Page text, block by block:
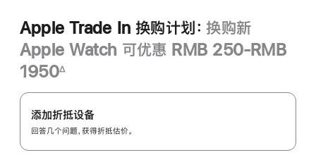
Apple Trade In 换购计划： 换购新
Apple Watch 可优惠 RMB 250-RMB
1950
注
∆
Apple
Trade
换
添加折抵设备
回答几个问题，获得折抵估价。